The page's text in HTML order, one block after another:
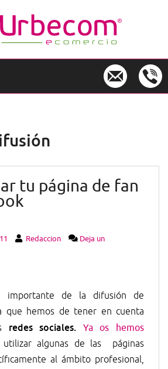
tu página de fan
Redaccion
Deja un
importante de la difusión de
que hemos de tener en cuenta
redes sociales. Ya os hemos
utilizar algunas de las páginas
al ámbito profesional,